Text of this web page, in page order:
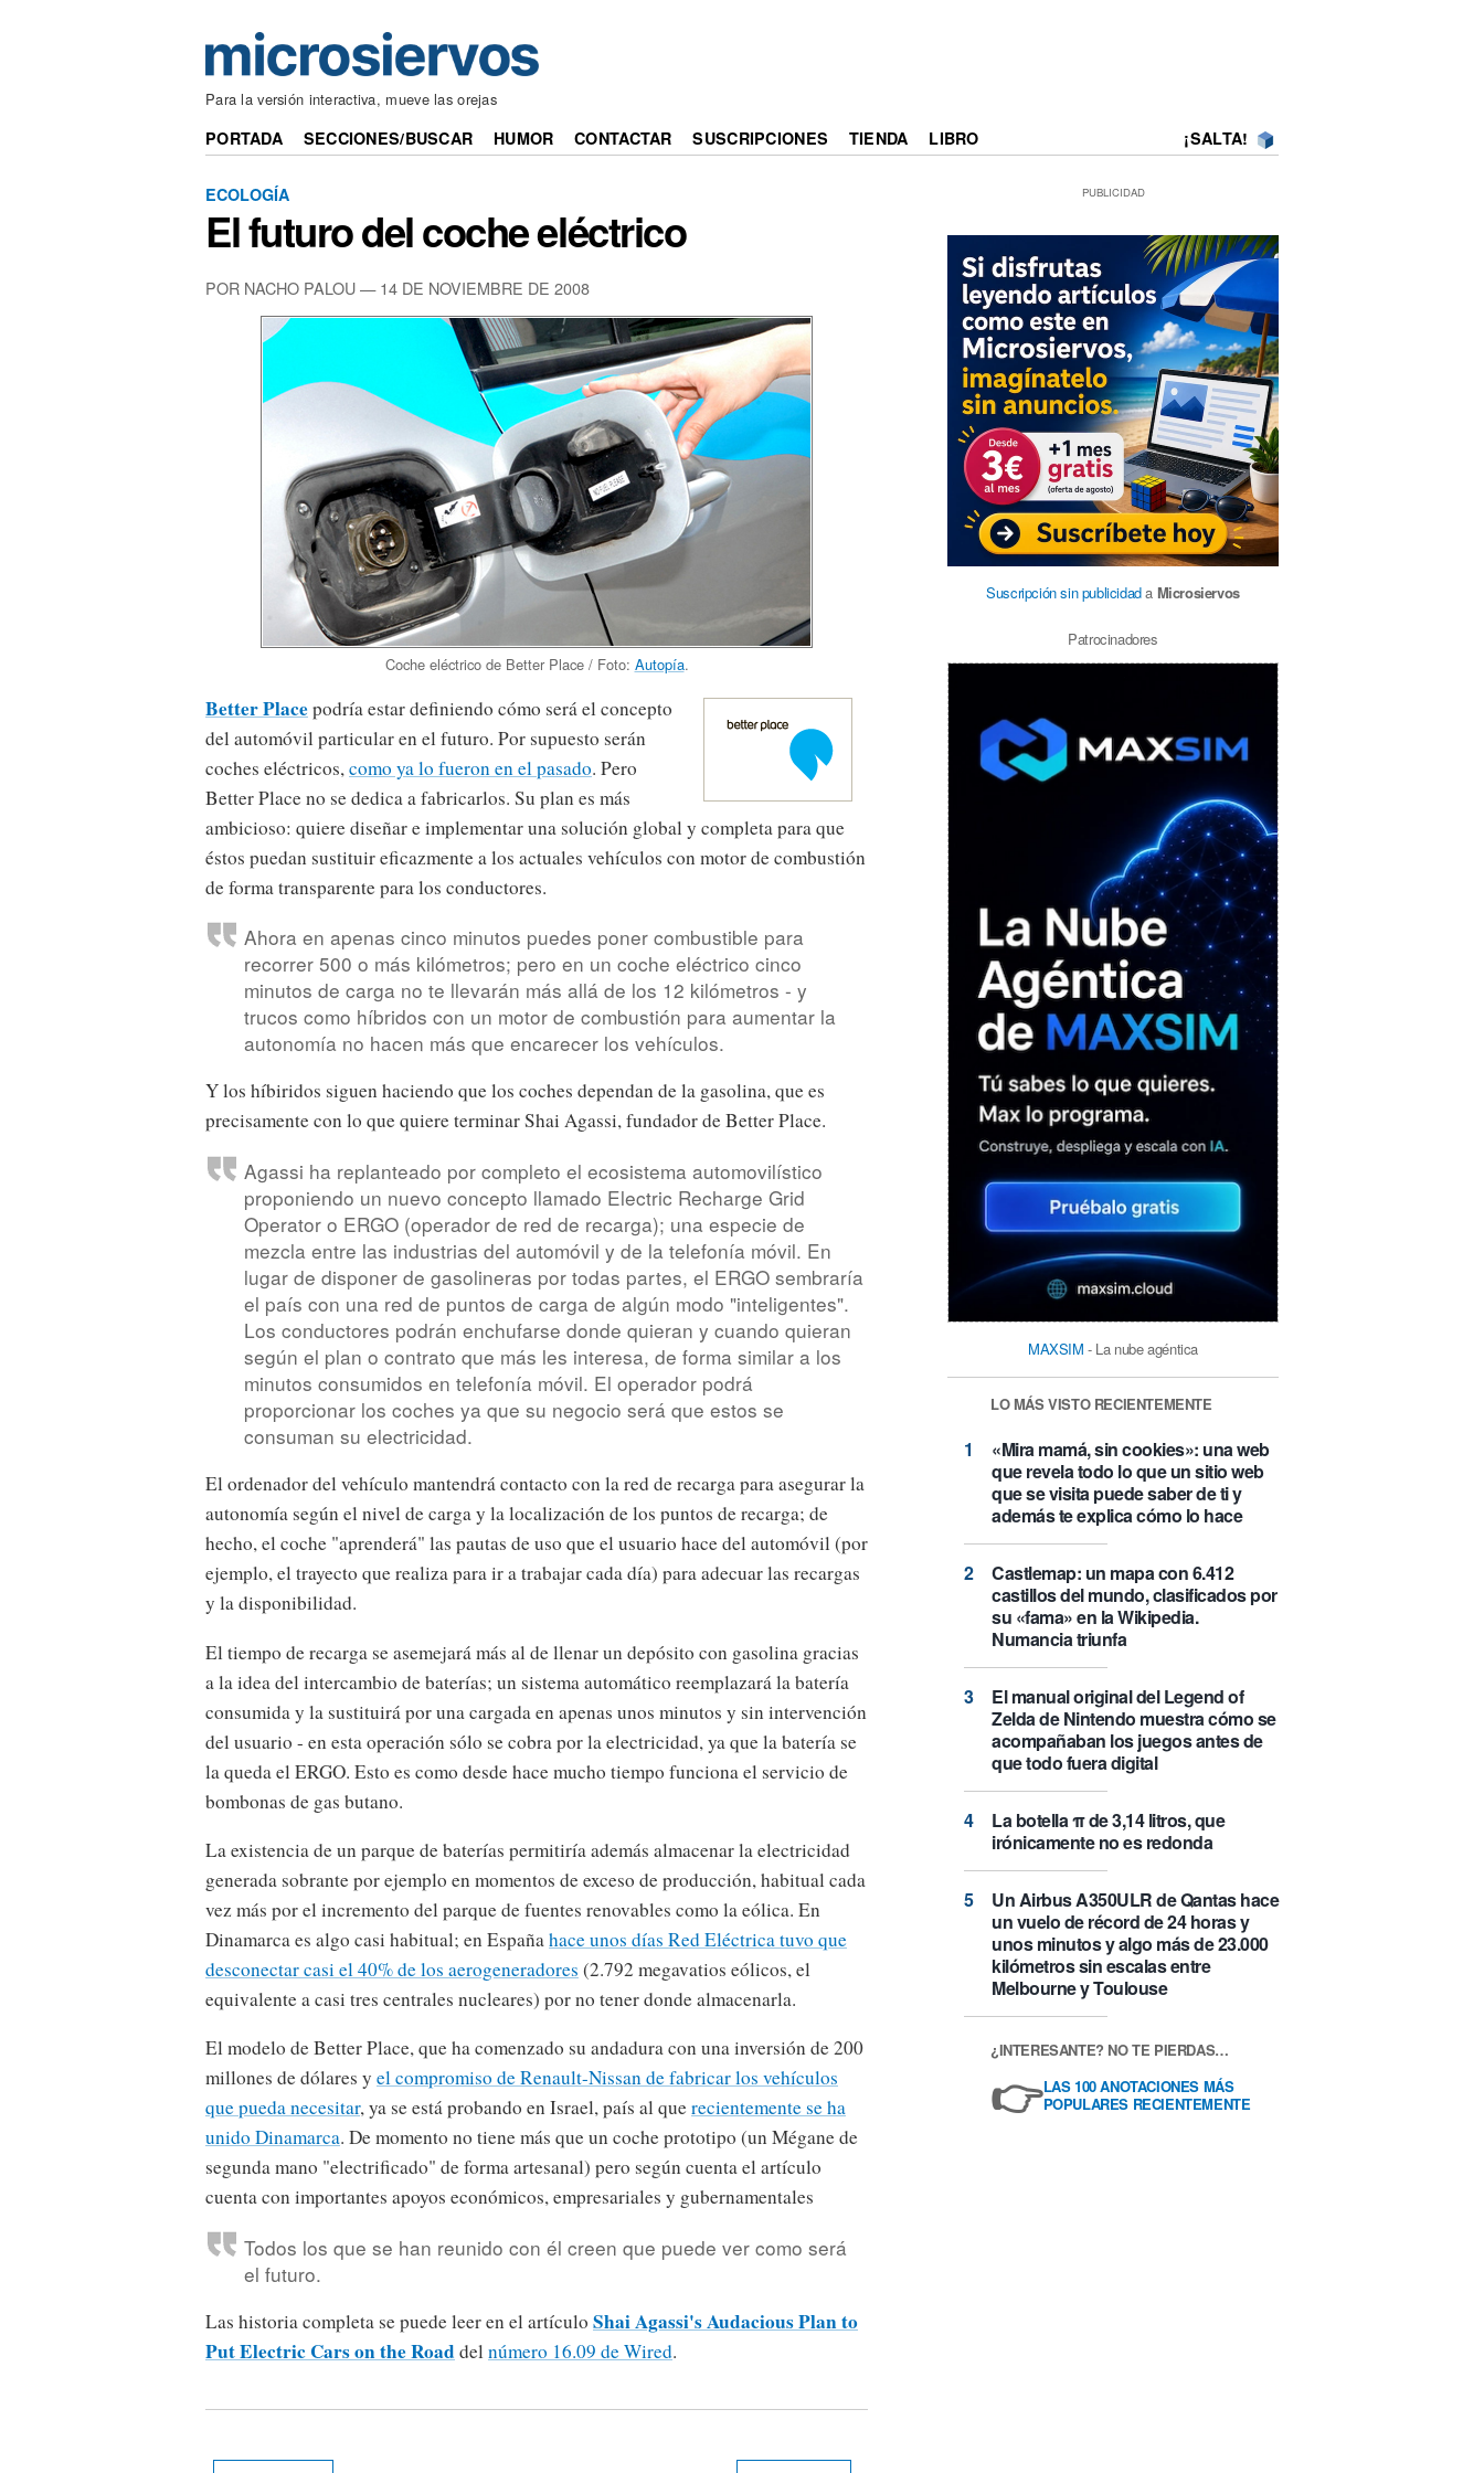
Para la versión interactiva, mueve las orejas
PORTADA SECCIONES/BUSCAR HUMOR CONTACTAR SUSCRIPCIONES TIENDA LIBRO ¡SALTA!
ECOLOGÍA
El futuro del coche eléctrico
POR NACHO PALOU — 14 DE NOVIEMBRE DE 2008
Coche eléctrico de Better Place / Foto: Autopía.
Better Placepodría estar definiendo cómo será el concepto
del automóvil particular en el futuro. Por supuesto serán
coches eléctricos, como ya lo fueron en el pasado. Pero
Better Place no se dedica a fabricarlos. Su plan es más
ambicioso: quiere diseñar e implementar una solución global y completa para que
éstos puedan sustituir eficazmente a los actuales vehículos con motor de combustión
de forma transparente para los conductores.
Ahora en apenas cinco minutos puedes poner combustible para
recorrer 500 o más kilómetros; pero en un coche eléctrico cinco
minutos de carga no te llevarán más allá de los 12 kilómetros - y
trucos como híbridos con un motor de combustión para aumentar la
autonomía no hacen más que encarecer los vehículos.
Y los híbiridos siguen haciendo que los coches dependan de la gasolina, que es
precisamente con lo que quiere terminar Shai Agassi, fundador de Better Place.
Agassi ha replanteado por completo el ecosistema automovilístico
proponiendo un nuevo concepto llamado Electric Recharge Grid
Operator o ERGO (operador de red de recarga); una especie de
mezcla entre las industrias del automóvil y de la telefonía móvil. En
lugar de disponer de gasolineras por todas partes, el ERGO sembraría
el país con una red de puntos de carga de algún modo "inteligentes".
Los conductores podrán enchufarse donde quieran y cuando quieran
según el plan o contrato que más les interesa, de forma similar a los
minutos consumidos en telefonía móvil. El operador podrá
proporcionar los coches ya que su negocio será que estos se
consuman su electricidad.
El ordenador del vehículo mantendrá contacto con la red de recarga para asegurar la
autonomía según el nivel de carga y la localización de los puntos de recarga; de
hecho, el coche "aprenderá" las pautas de uso que el usuario hace del automóvil (por
ejemplo, el trayecto que realiza para ir a trabajar cada día) para adecuar las recargas
y la disponibilidad.
El tiempo de recarga se asemejará más al de llenar un depósito con gasolina gracias
a la idea del intercambio de baterías; un sistema automático reemplazará la batería
consumida y la sustituirá por una cargada en apenas unos minutos y sin intervención
del usuario - en esta operación sólo se cobra por la electricidad, ya que la batería se
la queda el ERGO. Esto es como desde hace mucho tiempo funciona el servicio de
bombonas de gas butano.
La existencia de un parque de baterías permitiría además almacenar la electricidad
generada sobrante por ejemplo en momentos de exceso de producción, habitual cada
vez más por el incremento del parque de fuentes renovables como la eólica. En
Dinamarca es algo casi habitual; en Españahace unos días Red Eléctrica tuvo que
desconectar casi el 40% de los aerogeneradores (2.792 megavatios eólicos, el
equivalente a casi tres centrales nucleares) por no tener donde almacenarla.
El modelo de Better Place, que ha comenzado su andadura con una inversión de 200
millones de dólares y el compromiso de Renault-Nissan de fabricar los vehículos
que pueda necesitar, ya se está probando en Israel, país al querecientemente se ha
unido Dinamarca. De momento no tiene más que un coche prototipo (un Mégane de
segunda mano "electrificado" de forma artesanal) pero según cuenta el artículo
cuenta con importantes apoyos económicos, empresariales y gubernamentales
Todos los que se han reunido con él creen que puede ver como será
el futuro.
Las historia completa se puede leer en el artículo Shai Agassi's Audacious Plan to
Put Electric Cars on the Road delnúmero 16.09 de Wired.
PUBLICIDAD
Suscripción sin publicidada Microsiervos
Patrocinadores
MAXSIM - La nube agéntica
LO MÁS VISTO RECIENTEMENTE
«Mira mamá, sin cookies»: una web
que revela todo lo que un sitio web
que se visita puede saber de ti y
además te explica cómo lo hace
Castlemap: un mapa con 6.412
castillos del mundo, clasificados por
su «fama» en la Wikipedia.
Numancia triunfa
El manual original del Legend of
Zelda de Nintendo muestra cómo se
acompañaban los juegos antes de
que todo fuera digital
La botella π de 3,14 litros, que
irónicamente no es redonda
Un Airbus A350ULR de Qantas hace
un vuelo de récord de 24 horas y
unos minutos y algo más de 23.000
kilómetros sin escalas entre
Melbourne y Toulouse
¿INTERESANTE? NO TE PIERDAS…
👉LAS 100 ANOTACIONES MÁS
POPULARES RECIENTEMENTE